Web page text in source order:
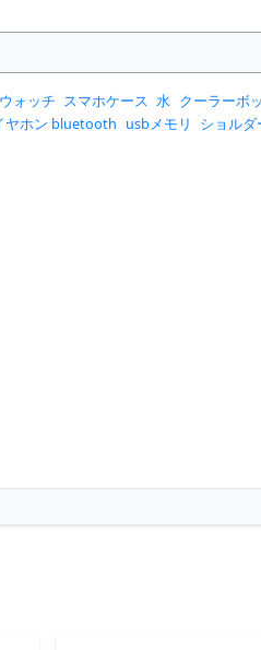
ォッチ スマホケース 水 クーラーボ
ヤホン bluetooth usbメモリ ショル